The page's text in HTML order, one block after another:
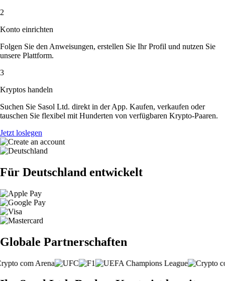
2
Konto einrichten
Folgen Sie den Anweisungen, erstellen Sie Ihr Profil und nutzen Sie
unsere Plattform.
3
Kryptos handeln
Suchen Sie Sasol Ltd. direkt in der App. Kaufen, verkaufen oder
tauschen Sie flexibel mit Hunderten von verfügbaren Krypto-Paaren.
Jetzt loslegen
Für Deutschland entwickelt
Globale Partnerschaften